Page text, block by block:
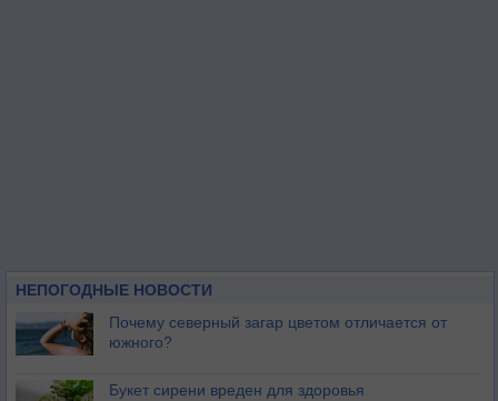
НЕПОГОДНЫЕ НОВОСТИ
Почему северный загар цветом отличается от
южного?
Букет сирени вреден для здоровья